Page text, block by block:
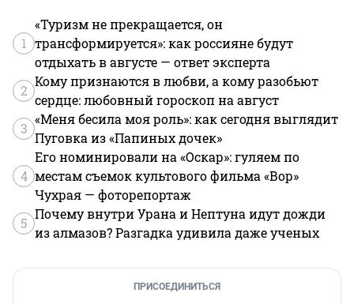
1
«Туризм не прекращается, он
трансформируется»: как россияне будут
отдыхать в августе — ответ эксперта
2
Кому признаются в любви, а кому разобьют
сердце: любовный гороскоп на август
3
«Меня бесила моя роль»: как сегодня выглядит
Пуговка из «Папиных дочек»
4
Его номинировали на «Оскар»: гуляем по
местам съемок культового фильма «Вор»
Чухрая — фоторепортаж
5
Почему внутри Урана и Нептуна идут дожди
из алмазов? Разгадка удивила даже ученых
ПРИСОЕДИНИТЬСЯ